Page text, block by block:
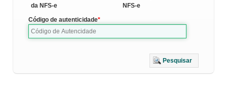
da NFS-e
NFS-e
Código de autenticidade
Pesquisar